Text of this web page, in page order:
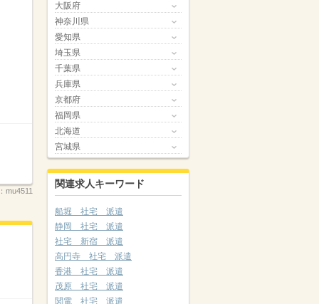
mu4511
大阪府
神奈川県
愛知県
埼玉県
千葉県
兵庫県
京都府
福岡県
北海道
宮城県
関連求人キーワード
船堀 社宅 派遣
静岡 社宅 派遣
社宅 新宿 派遣
高円寺 社宅 派遣
香港 社宅 派遣
茂原 社宅 派遣
関電 社宅 派遣